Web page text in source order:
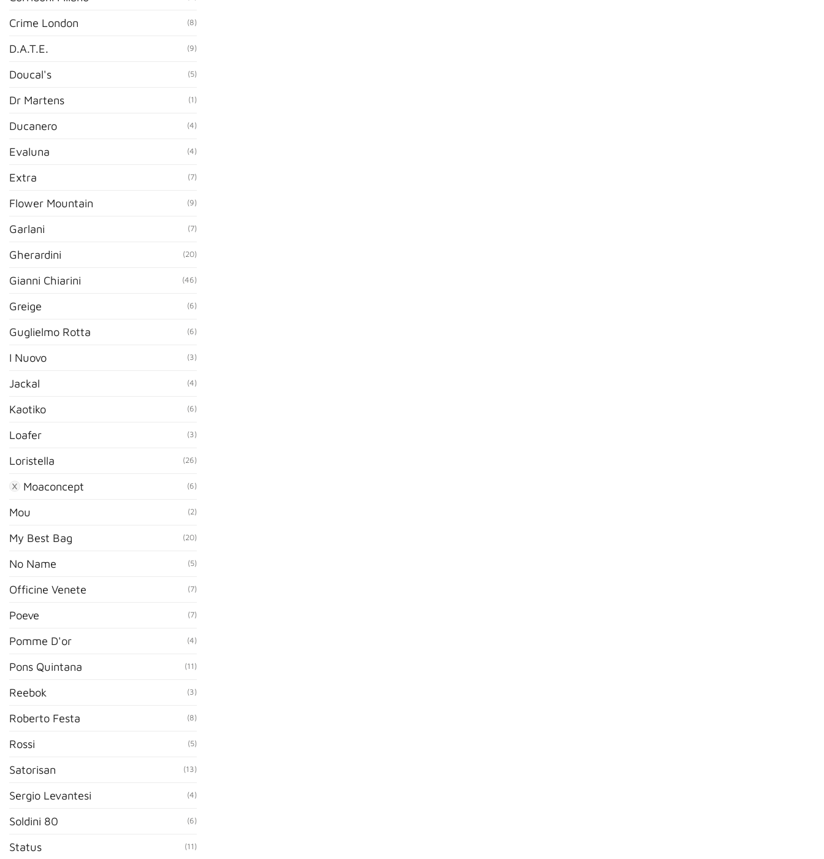
Crime London (8)
D.A.T.E. (9)
Doucal's (5)
Dr Martens (1)
Ducanero (4)
Evaluna (4)
Extra (7)
Flower Mountain (9)
Garlani (7)
Gherardini (20)
Gianni Chiarini (46)
Greige (6)
Guglielmo Rotta (6)
I Nuovo (3)
Jackal (4)
Kaotiko (6)
Loafer (3)
Loristella (26)
Moaconcept (6)
Mou (2)
My Best Bag (20)
No Name (5)
Officine Venete (7)
Poeve (7)
Pomme D'or (4)
Pons Quintana (11)
Reebok (3)
Roberto Festa (8)
Rossi (5)
Satorisan (13)
Sergio Levantesi (4)
Soldini 80 (6)
Status (11)